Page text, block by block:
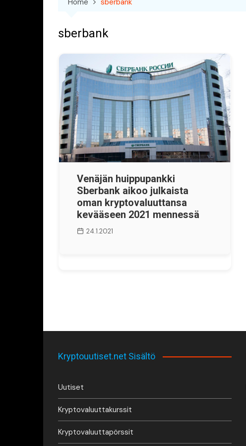
sberbank
Venäjän huippupankki
Sberbank aikoo julkaista
oman kryptovaluuttansa
kevääseen 2021 mennessä
24.1.2021
Kryptouutiset.net Sisältö
Uutiset
Kryptovaluuttakurssit
Kryptovaluuttapörssit